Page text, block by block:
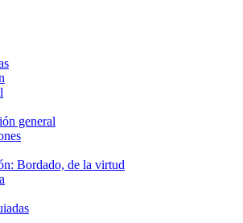
general
Bordado, de la virtud